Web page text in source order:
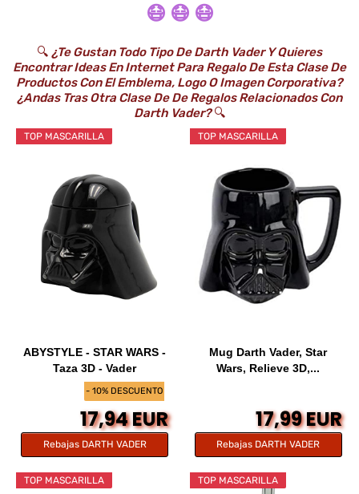
😷 😷 😷
🔍 ¿Te Gustan Todo Tipo De Darth Vader Y Quieres
Encontrar Ideas En Internet Para Regalo De Esta Clase De
Productos Con El Emblema, Logo O Imagen Corporativa?
¿Andas Tras Otra Clase De De Regalos Relacionados Con
Darth Vader?🔍
- 10% DESCUENTO
TOP MASCARILLA
ABYSTYLE - STAR WARS -
Taza 3D - Vader
17,94 EUR
Rebajas DARTH VADER
TOP MASCARILLA
Mug Darth Vader, Star
Wars, Relieve 3D,...
17,99 EUR
Rebajas DARTH VADER
TOP MASCARILLA TOP MASCARILLA